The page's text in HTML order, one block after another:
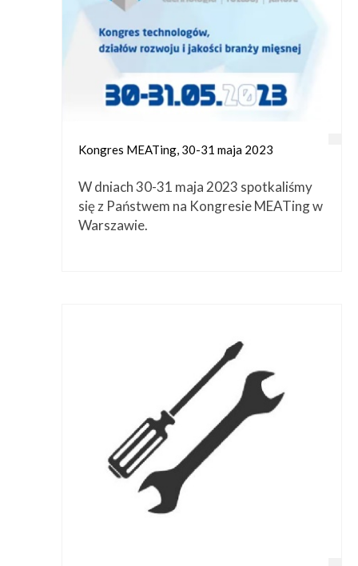
Kongres MEATing, 30-31 maja 2023
W dniach 30-31 maja 2023 spotkaliśmy
się z Państwem na Kongresie MEATing w
Warszawie.